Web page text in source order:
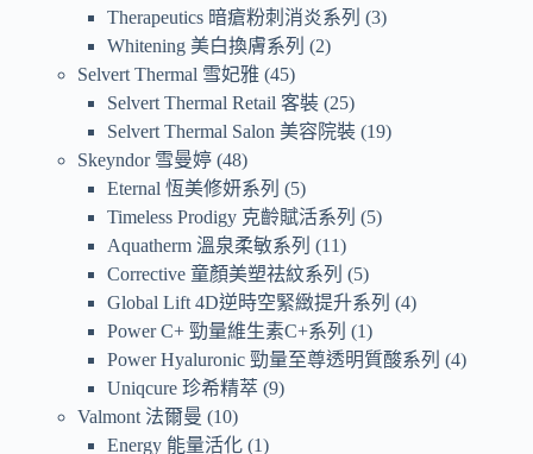
Therapeutics 暗瘡粉刺消炎系列
3
Whitening 美白換膚系列
2
Selvert Thermal 雪妃雅 45
Selvert Thermal Retail 客裝 25
Selvert Thermal Salon 美容院裝 19
Skeyndor 雪曼婷 48
Eternal 恆美修妍系列
5
Timeless Prodigy 克齡賦活系列
5
Aquatherm 溫泉柔敏系列
11
Corrective 童顏美塑祛紋系列
5
Global Lift 4D逆時空緊緻提升系列
4
Power C+ 勁量維生素C+系列
1
Power Hyaluronic 勁量至尊透明質酸系列
4
Uniqcure 珍希精萃 9
Valmont 法爾曼
10
Energy 能量活化 1